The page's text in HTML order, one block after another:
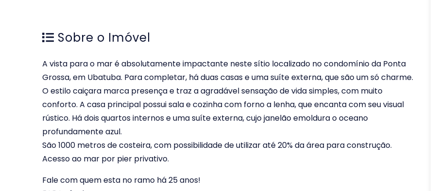
Sobre o Imóvel
A vista para o mar é absolutamente impactante neste sítio localizado no condomínio da Ponta
Grossa, em Ubatuba. Para completar, há duas casas e uma suíte externa, que são um só charme.
O estilo caiçara marca presença e traz a agradável sensação de vida simples, com muito
conforto. A casa principal possui sala e cozinha com forno a lenha, que encanta com seu visual
rústico. Há dois quartos internos e uma suíte externa, cujo janelão emoldura o oceano
profundamente azul.
São 1000 metros de costeira, com possibilidade de utilizar até 20% da área para construção.
Acesso ao mar por pier privativo.
Fale com quem esta no ramo há 25 anos!